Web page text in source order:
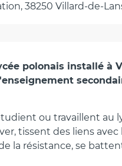
38250 Villard-de-
polonais installé à
ou travaillent au
tissent des liens
la résistance, se